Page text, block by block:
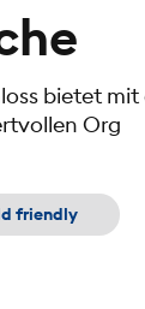
bietet
Org
friendly